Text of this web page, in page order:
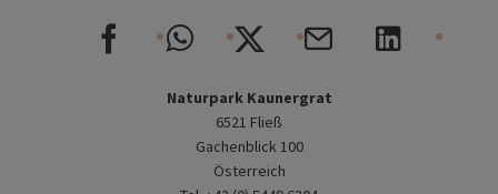
Naturpark Kaunergrat
6521 Fließ
Gachenblick 100
Österreich